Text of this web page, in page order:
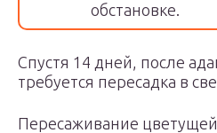
обстановке.
Спустя 14 дней, после
требуется пересадка в
Пересаживание